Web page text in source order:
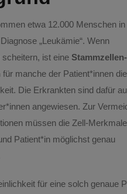
Medizinstudierendschaft
etwa 12.000 Menschen in
„Leukämie“. Wenn
ist eineStammzellen-
für manche der Patient*innen
Die Erkrankten sind dafür
angewiesen. Zur
müssen die Zell-
Patient*in möglichst genau
für eine solch genaue